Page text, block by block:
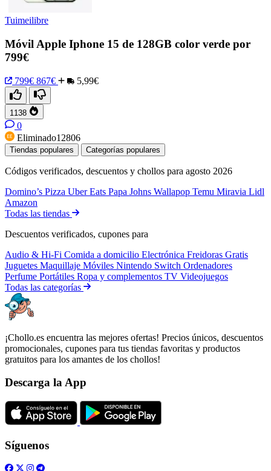
Tuimeilibre
Móvil Apple Iphone 15 de 128GB color verde por
799€
799€ 867€ 5,99€
1138
0
Eliminado12806
Tiendas populares Categorías populares
Códigos verificados, descuentos y chollos para agosto 2026
Domino’s Pizza Uber Eats Papa Johns Wallapop Temu Miravia Lidl
Amazon
Todas las tiendas
Descuentos verificados, cupones para
Audio & Hi-Fi Comida a domicilio Electrónica Freidoras Gratis
Juguetes Maquillaje Móviles Nintendo Switch Ordenadores
Perfume Portátiles Ropa y complementos TV Videojuegos
Todas las categorías
¡Chollo.es encuentra las mejores ofertas! Precios únicos, descuentos
promocionales, cupones para tus tiendas favoritas y productos
gratuitos para los amantes de los chollos!
Descarga la App
Síguenos